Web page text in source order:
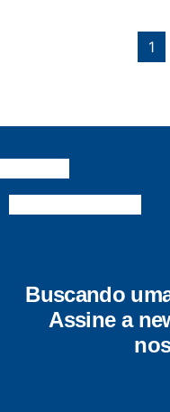
1
Buscando
Assine a